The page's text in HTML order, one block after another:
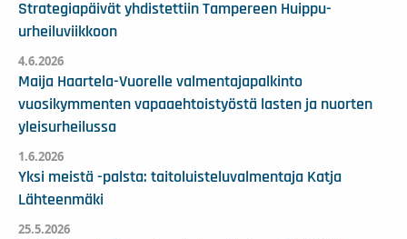
Strategiapäivät yhdistettiin Tampereen Huippu-
urheiluviikkoon
4.6.2026
Maija Haartela-Vuorelle valmentajapalkinto
vuosikymmenten vapaaehtoistyöstä lasten ja nuorten
yleisurheilussa
1.6.2026
Yksi meistä -palsta: taitoluisteluvalmentaja Katja
Lähteenmäki
25.5.2026